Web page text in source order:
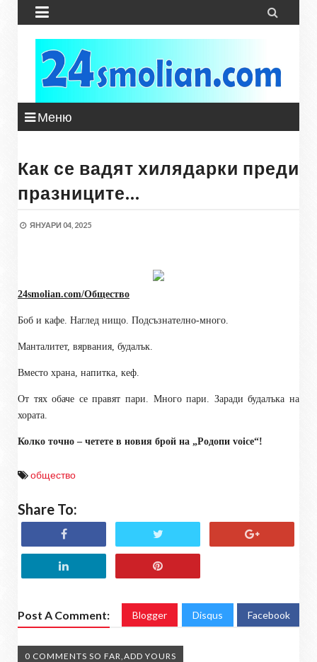
 
Меню
Как се вадят хилядарки преди
празниците…
ЯНУАРИ 04, 2025
24smolian.com/Общество
Боб и кафе. Наглед нищо. Подсъзнателно-много.
Манталитет, вярвания, будалък.
Вместо храна, напитка, кеф.
От тях обаче се правят пари. Много пари. Заради будалъка на
хората.
Колко точно – четете в новия брой на „Родопи voice“!
общество
Share To:
Post A Comment: Blogger Disqus Facebook
0 COMMENTS SO FAR,ADD YOURS